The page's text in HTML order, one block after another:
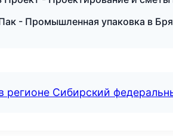
- Промышленная упаковка в
регионе Сибирский